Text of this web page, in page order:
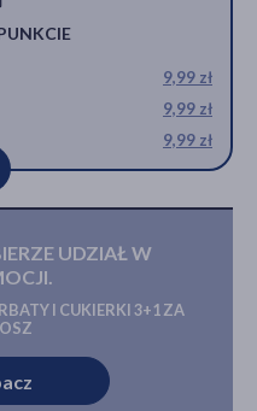
9,99 zł
9,99 zł
9,99 zł
UDZIAŁ W
I CUKIERKI 3+1 ZA